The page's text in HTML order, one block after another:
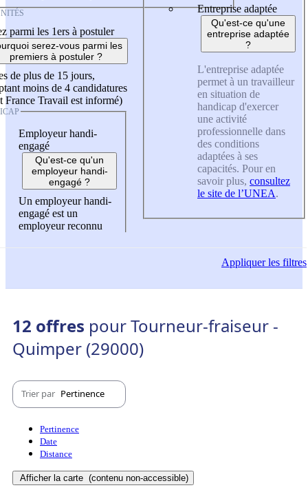
parmi les 1ers à postuler
serez-vous parmi les
premiers à postuler ?
de plus de 15 jours,
moins de 4 candidatures
France Travail est informé)
Employeur handi-
engagé
Qu'est-ce qu'un
employeur handi-
engagé ?
Un employeur handi-
engagé est un
employeur reconnu
Entreprise adaptée
Qu'est-ce qu'une
entreprise adaptée
?
L'entreprise adaptée
permet à un travailleur
en situation de
handicap d'exercer
une activité
professionnelle dans
des conditions
adaptées à ses
capacités. Pour en
savoir plus, consultez
le site de l’UNEA.
Appliquerles filtres
12 offres pour Tourneur-fraiseur -
Quimper (29000)
Trier par Pertinence
Pertinence
Date
Distance
Afficher la carte (contenu non-accessible)